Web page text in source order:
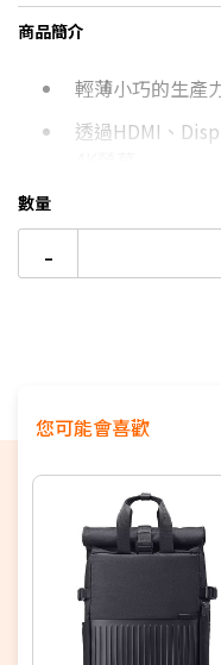
12期
24期
台灣大哥大Open
更多信用卡分期0利率
商品簡介
輕薄小巧的生產
透過HDMI、
數量
-
您可能會喜歡